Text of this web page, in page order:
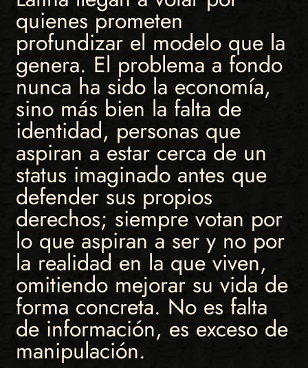
quienes prometen
profundizar el modelo que la
genera. El problema a fondo
nunca ha sido la economía,
sino más bien la falta de
identidad, personas que
aspiran a estar cerca de un
status imaginado antes que
defender sus propios
derechos; siempre votan por
lo que aspiran a ser y no por
la realidad en la que viven,
omitiendo mejorar su vida de
forma concreta. No es falta
de información, es exceso de
manipulación.